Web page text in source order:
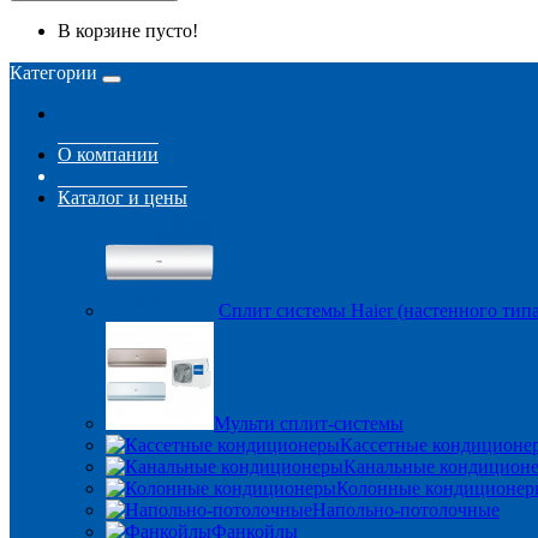
В корзине пусто!
Категории
О компании
Каталог и цены
Сплит системы Haier (настенного
Мульти сплит-системы
Кассетные
Канальные
Колонные
Напольно-потолочные
Фанкойлы